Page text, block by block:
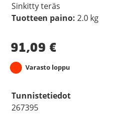
Sinkitty teräs
Tuotteen paino: 2.0 kg
91,09 €
Varasto loppu
Tunnistetiedot
267395